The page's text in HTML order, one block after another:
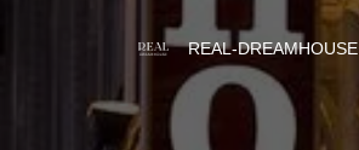
REAL-DREAMHOUSE